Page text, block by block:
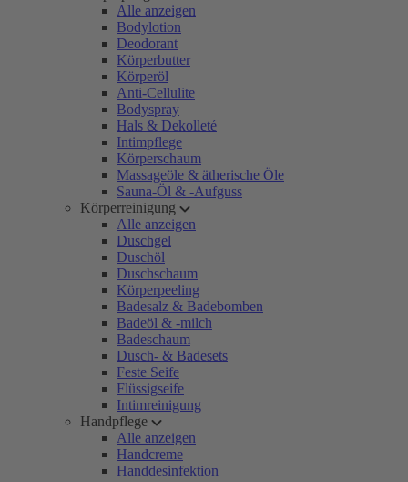
Alle anzeigen
Bodylotion
Deodorant
Körperbutter
Körperöl
Anti-Cellulite
Bodyspray
Hals & Dekolleté
Intimpflege
Körperschaum
Massageöle & ätherische Öle
Sauna-Öl & -Aufguss
Körperreinigung
Alle anzeigen
Duschgel
Duschöl
Duschschaum
Körperpeeling
Badesalz & Badebomben
Badeöl & -milch
Badeschaum
Dusch- & Badesets
Feste Seife
Flüssigseife
Intimreinigung
Handpflege
Alle anzeigen
Handcreme
Handdesinfektion